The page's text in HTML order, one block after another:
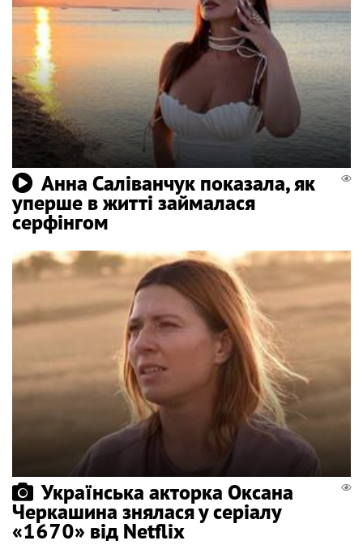
Анна Саліванчук показала, як
уперше в житті займалася
серфінгом
Українська акторка Оксана
Черкашина знялася у серіалу
«1670» від Netflix